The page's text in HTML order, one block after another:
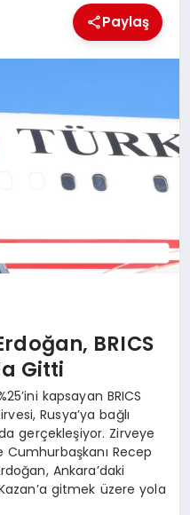
Paylaş
BRICS
Gitti
kapsayan BRICS
Rusya’ya bağlı
gerçekleşiyor. Zirveye
Recep
Ankara’daki
gitmek üzere yola